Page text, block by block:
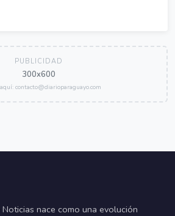
PUBLICIDAD
300x600
contacto@diarioparaguayo.com
nace como una evolución